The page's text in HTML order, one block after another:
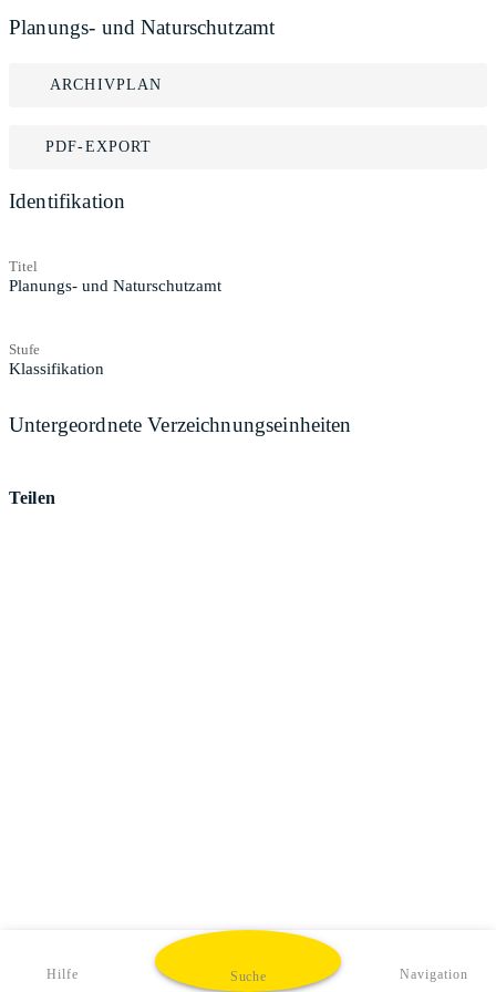
Planungs- und Naturschutzamt
ARCHIVPLAN
PDF-EXPORT
Identifikation
Titel
Planungs- und Naturschutzamt
Stufe
Klassifikation
Untergeordnete Verzeichnungseinheiten
Teilen
Hilfe Suche Navigation